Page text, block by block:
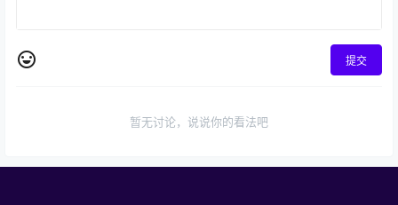
提交
暂无讨论，说说你的看法吧